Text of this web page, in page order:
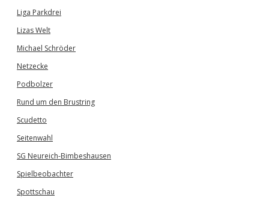
Liga Parkdrei
Lizas Welt
Michael Schröder
Netzecke
Podbolzer
Rund um den Brustring
Scudetto
Seitenwahl
SG Neureich-Bimbeshausen
Spielbeobachter
Spottschau